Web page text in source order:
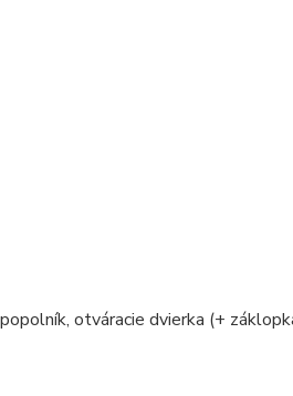
otváracie dvierka (+